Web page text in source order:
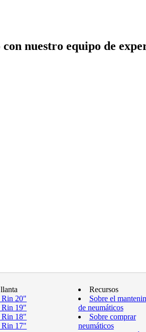
nuestro equipo de
Rin 20"
Rin 19"
Rin 18"
Rin 17"
Recursos
Sobre el
de neumáticos
Sobre comprar
neumáticos